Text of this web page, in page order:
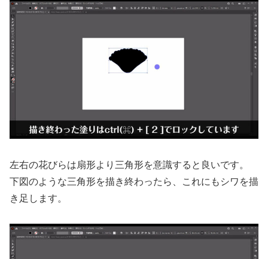
左右の花びらは扇形より三角形を意識すると良いです。
下図のような三角形を描き終わったら、これにもシワを描
き足します。